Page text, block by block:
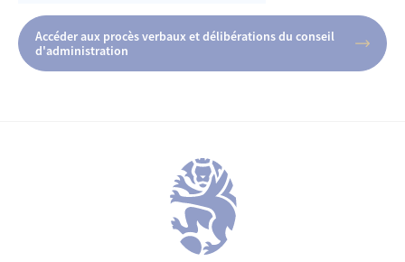
Accéder aux procès verbaux et délibérations du conseil
d'administration